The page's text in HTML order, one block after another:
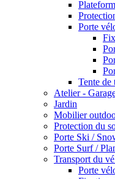
Porte
Tente de
Atelier -
Jardin
Mobilier
Protection du
Porte Ski /
Porte Surf /
Transport du
Porte